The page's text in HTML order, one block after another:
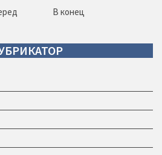
В конец